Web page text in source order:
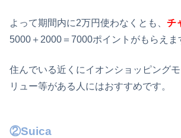
よって期間内に2万円使わなくとも、 チ
5000＋2000＝7000ポイントがもらえま
住んでいる近くにイオンショッピング
リュー等がある人にはおすすめです。
②Suica